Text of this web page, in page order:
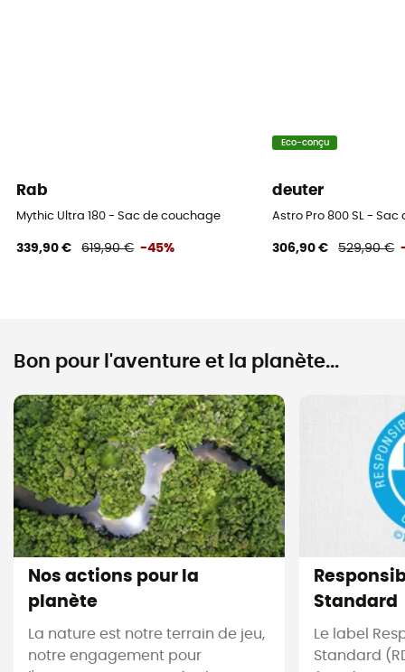
Rab
Mythic Ultra 180 - Sac de couchage
339,90 € 619,90 € -45%
Eco-conçu
deuter
Astro Pro 800 SL -
306,90 € 529,90 €
Bon pour l'aventure et la planète...
Nos actions pour la
planète
La nature est notre terrain de jeu,
notre engagement pour
Standard
Le label
Standard